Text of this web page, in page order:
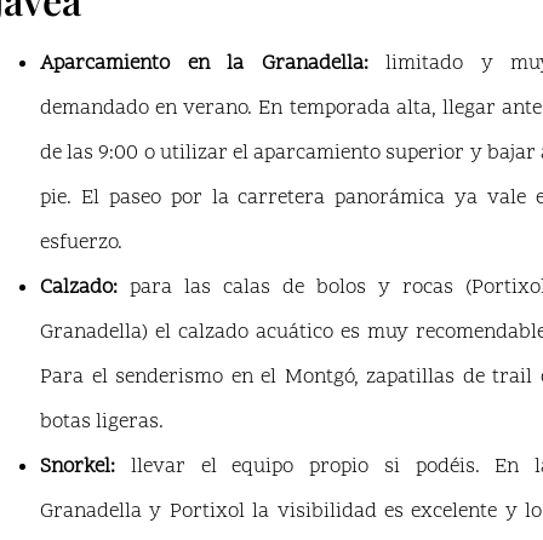
Aparcamiento en la Granadella:limitado y
demandado en verano. En temporada alta, llegar
de las 9:00 o utilizar el aparcamiento superior y bajar
pie. El paseo por la carretera panorámica ya vale
esfuerzo.
Calzado: para las calas de bolos y rocas
Granadella) el calzado acuático es muy
Para el senderismo en el Montgó, zapatillas de trail
botas ligeras.
Snorkel: llevar el equipo propio si podéis. En
Granadella y Portixol la visibilidad es excelente y